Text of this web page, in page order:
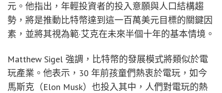
元。他指出，年輕投資者的投入意願與人口結構趨
勢，將是推動比特幣達到這一百萬美元目標的關鍵因
素，並將其視為範·艾克在未來半個十年的基本情境。
Matthew Sigel 強調，比特幣的發展模式將類似於電
玩產業。他表示，30 年前孩童們熱衷於電玩，如今
馬斯克（Elon Musk）也投入其中，人們對電玩的熱